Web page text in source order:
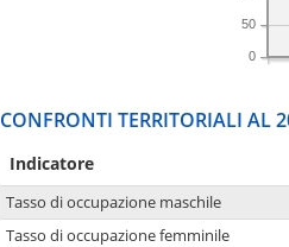
0
50
CONFRONTI TERRITORIALI AL
Indicatore
Tasso di occupazione maschile
Tasso di occupazione femminile